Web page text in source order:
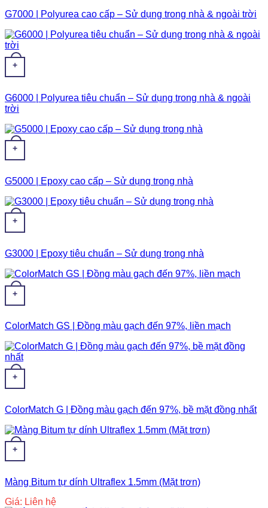
G7000 | Polyurea cao cấp – Sử dụng trong nhà & ngoài trời
+
G6000 | Polyurea tiêu chuẩn – Sử dụng trong nhà & ngoài
trời
+
G5000 | Epoxy cao cấp – Sử dụng trong nhà
+
G3000 | Epoxy tiêu chuẩn – Sử dụng trong nhà
+
ColorMatch GS | Đồng màu gạch đến 97%, liền mạch
+
ColorMatch G | Đồng màu gạch đến 97%, bề mặt đồng nhất
+
Màng Bitum tự dính Ultraflex 1.5mm (Mặt trơn)
Giá: Liên hệ